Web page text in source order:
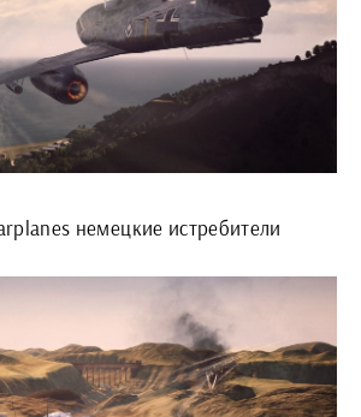
немецкие истребители